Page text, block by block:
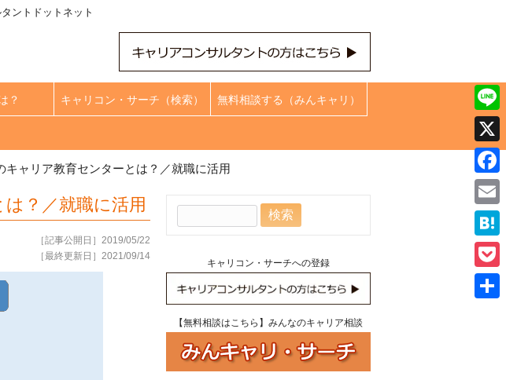
ントドットネット
？ キャリコン・サーチ（検索） 無料相談する（みんキャリ）
キャリア教育センターとは？／就職に活用
？／就職に活用
［記事公開日］2019/05/22
［最終更新日］2021/09/14
キャリコン・サーチへの登録
【無料相談はこちら】みんなのキャリア相談
Line
X
Email